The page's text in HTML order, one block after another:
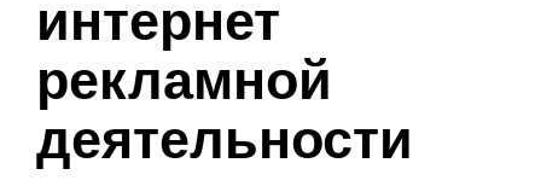
интернет
рекламной
деятельности